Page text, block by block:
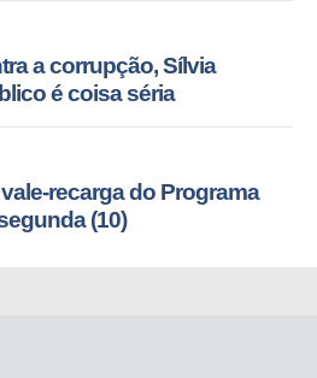
a corrupção, Sílvia
é coisa séria
recarga do Programa
(10)